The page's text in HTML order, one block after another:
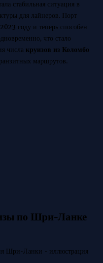
стабильная ситуация в
для лайнеров. Порт
году и теперь способен
что стало
числа круизов из Коломбо
маршрутов.
по Шри-Ланке